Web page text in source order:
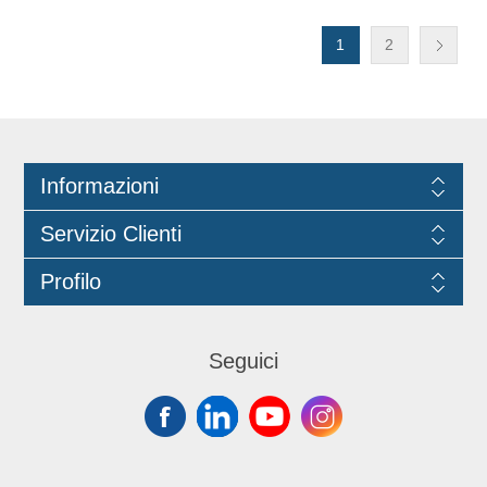
Questo garantisce una sicura
tracciabilità del lotto e una totale
1 2
Informazioni
Servizio Clienti
Profilo
Seguici